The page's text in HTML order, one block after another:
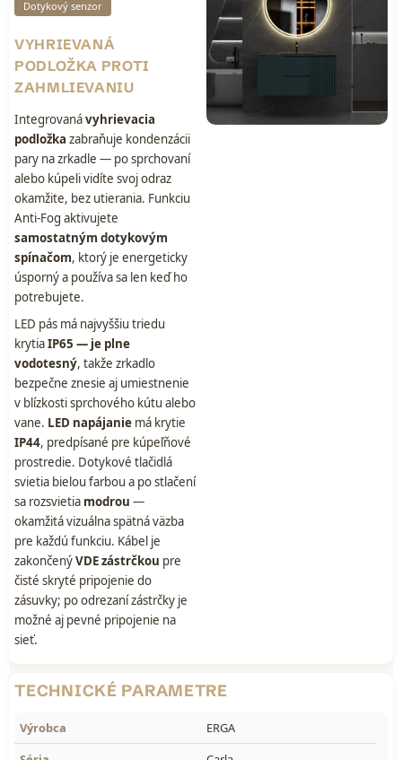
Dotykový senzor
VYHRIEVANÁ
PODLOŽKA PROTI
ZAHMLIEVANIU
Integrovanávyhrievacia
podložka zabraňuje kondenzácii
pary na zrkadle — po sprchovaní
alebo kúpeli vidíte svoj odraz
okamžite, bez utierania. Funkciu
Anti-Fog aktivujete
samostatným dotykovým
spínačom, ktorý je energeticky
úsporný a používa sa len keď ho
potrebujete.
LED pás má najvyššiu triedu
krytiaIP65 — je plne
vodotesný, takže zrkadlo
bezpečne znesie aj umiestnenie
v blízkosti sprchového kútu alebo
vane. LED napájanie má krytie
IP44, predpísané pre kúpeľňové
prostredie. Dotykové tlačidlá
svietia bielou farbou a po stlačení
sa rozsvietia modrou —
okamžitá vizuálna spätná väzba
pre každú funkciu. Kábel je
zakončenýVDE zástrčkou pre
čisté skryté pripojenie do
zásuvky; po odrezaní zástrčky je
možné aj pevné pripojenie na
sieť.
TECHNICKÉ PARAMETRE
Výrobca
ERGA